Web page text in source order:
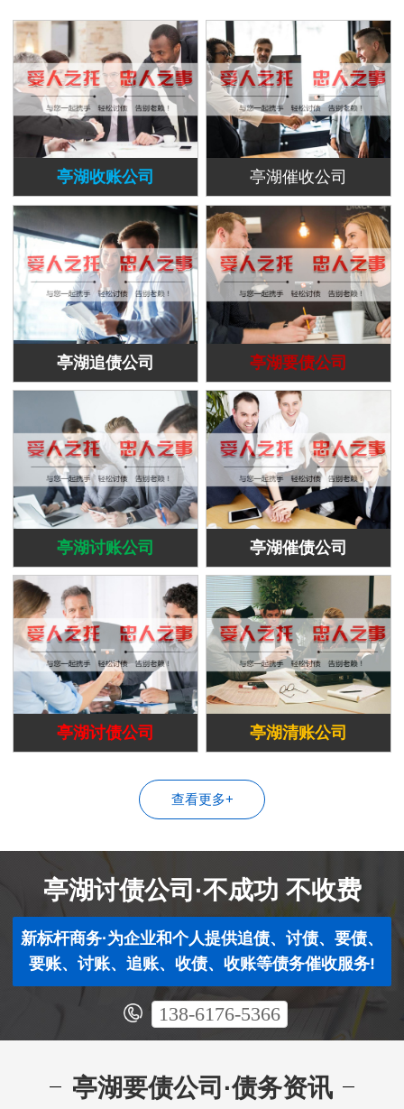
亭湖收账公司 亭湖催收公司
亭湖追债公司 亭湖要债公司
亭湖讨账公司 亭湖催债公司
亭湖讨债公司 亭湖清账公司
查看更多+
亭湖讨债公司·不成功 不收费
新标杆商务·为企业和个人提供追债、讨债、要债、
要账、讨账、追账、收债、收账等债务催收服务!
138-6176-5366
亭湖要债公司·债务资讯